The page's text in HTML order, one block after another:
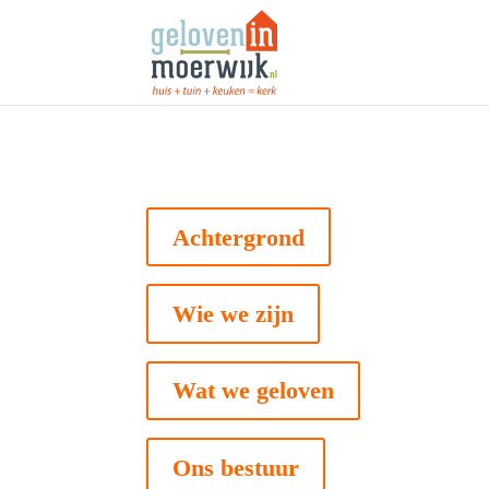
Achtergrond
Wie we zijn
Wat we geloven
Ons bestuur